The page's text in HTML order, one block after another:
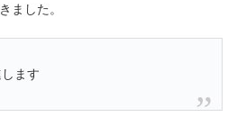
ました。
ます